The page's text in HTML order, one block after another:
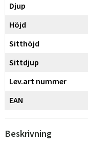
Djup
Höjd
Sitthöjd
Sittdjup
Lev.art nummer
EAN
Beskrivning